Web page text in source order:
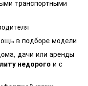
транспортными
в подборе модели
дачи или аренды
недорого и с